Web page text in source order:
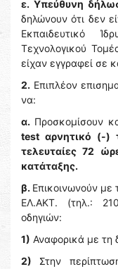
ε. Υπεύθυνη
δηλώνουν ότι δεν
Εκπαιδευτικό
Τεχνολογικού
είχαν εγγραφεί σε
2. Επιπλέον
να:
α. Προσκομίσουν
test αρνητικό (-)
τελευταίες 72
κατάταξης.
β. Επικοινωνούν
ΕΛ.ΑΚΤ. (τηλ.:
οδηγιών:
1) Αναφορικά με τη
2) Στην